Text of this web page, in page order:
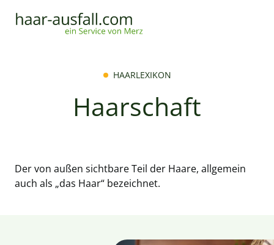
HAARLEXIKON
Haarschaft
Der von außen sichtbare Teil der Haare, allgemein
auch als „das Haar“ bezeichnet.